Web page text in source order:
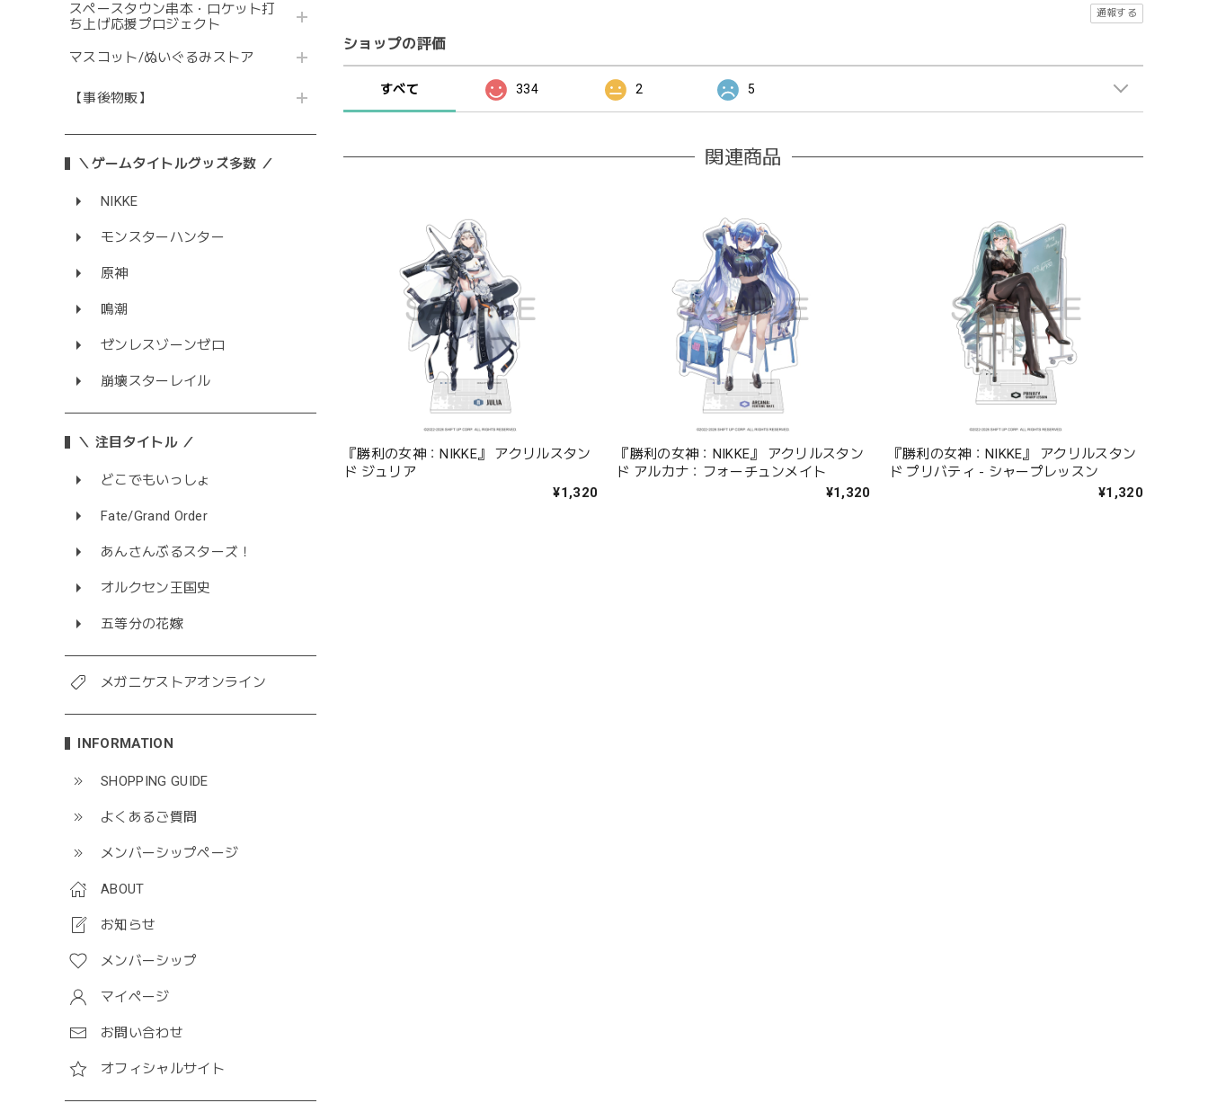
スペースタウン串本・ロケット打
ち上げ応援プロジェクト
マスコット/ぬいぐるみストア
【事後物販】
＼ゲームタイトルグッズ多数 ／
NIKKE
モンスターハンター
原神
鳴潮
ゼンレスゾーンゼロ
崩壊スターレイル
＼ 注目タイトル ／
どこでもいっしょ
Fate/Grand Order
あんさんぶるスターズ！
オルクセン王国史
五等分の花嫁
メガニケストアオンライン
INFORMATION
SHOPPING GUIDE
よくあるご質問
メンバーシップページ
ABOUT
お知らせ
メンバーシップ
マイページ
お問い合わせ
オフィシャルサイト
通報する
ショップの評価
すべて 334 2 5
関連商品
『勝利の女神：NIKKE』 アクリルスタン
ド ジュリア
¥1,320
『勝利の女神：NIKKE』 アクリルスタン
ド アルカナ：フォーチュンメイト
¥1,320
『勝利の女神：NIKKE』 アクリルスタン
ド プリバティ - シャープレッスン
¥1,320